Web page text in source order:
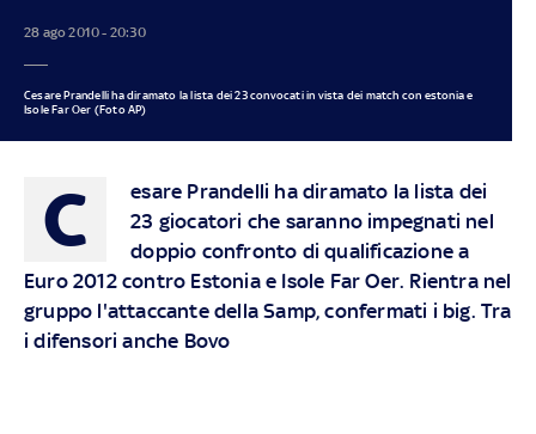
28 ago 2010 - 20:30
Cesare Prandelli ha diramato la lista dei 23 convocati in vista dei match con estonia e
Isole Far Oer (Foto AP)
C
esare Prandelli ha diramato la lista dei
23 giocatori che saranno impegnati nel
doppio confronto di qualificazione a
Euro 2012 contro Estonia e Isole Far Oer. Rientra nel
gruppo l'attaccante della Samp, confermati i big. Tra
i difensori anche Bovo